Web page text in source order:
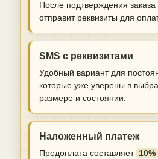
После подтверждения
отправит реквизиты для
SMS с реквизитами
Удобный вариант для
которые уже уверены в
размере и состоянии.
Наложенный платеж
Предоплата составляет 10%